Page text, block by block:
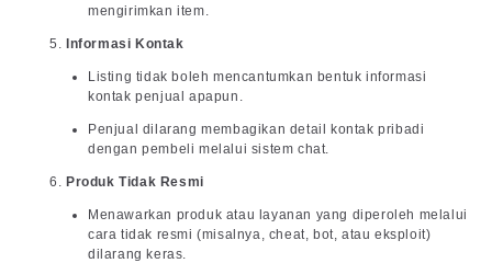
mengirimkan item.
Informasi Kontak
Listing tidak boleh mencantumkan bentuk informasi
kontak penjual apapun.
Penjual dilarang membagikan detail kontak pribadi
dengan pembeli melalui sistem chat.
Produk Tidak Resmi
Menawarkan produk atau layanan yang diperoleh melalui
cara tidak resmi (misalnya, cheat, bot, atau eksploit)
dilarang keras.